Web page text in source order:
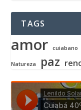
TAGS
amor cuiabano
Natureza paz